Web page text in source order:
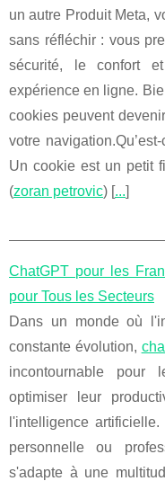
un autre Produit Meta,
sans réfléchir : vous
sécurité, le confort
expérience en ligne.
cookies peuvent
votre
Un cookie est un petit
(zoran petrovic) [...]
ChatGPT pour les
pour Tous les Secteurs
Dans un monde où
constante évolution,
incontournable pour
optimiser leur
l'intelligence
personnelle ou
s'adapte à une